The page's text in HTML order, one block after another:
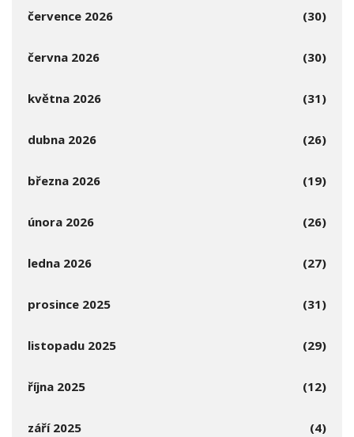
července 2026 (30)
června 2026 (30)
května 2026 (31)
dubna 2026 (26)
března 2026 (19)
února 2026 (26)
ledna 2026 (27)
prosince 2025 (31)
listopadu 2025 (29)
října 2025 (12)
září 2025 (4)